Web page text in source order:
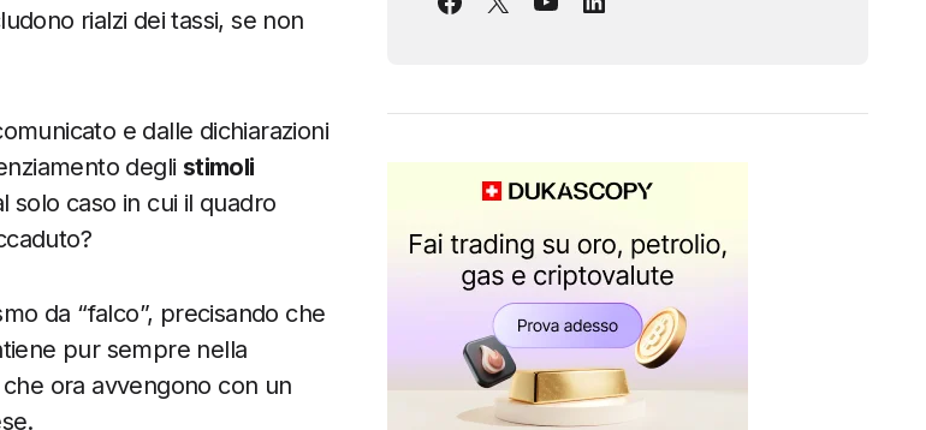
rialzi dei tassi, se non
e dalle dichiarazioni
degli stimoli
solo caso in cui il quadro
da “falco”, precisando che
pur sempre nella
che ora avvengono con un